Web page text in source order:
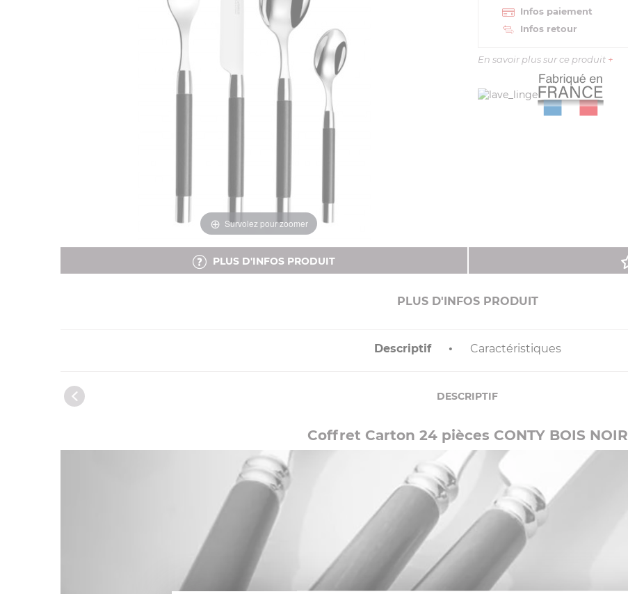
Survolez pour zoomer
Infos paiement
Infos retour
En savoir plus sur ce produit +
PLUS D'INFOS PRODUIT
PLUS D'INFOS PRODUIT
Descriptif Caractéristiques
DESCRIPTIF
Coffret Carton 24 pièces CONTY BOIS NOIR